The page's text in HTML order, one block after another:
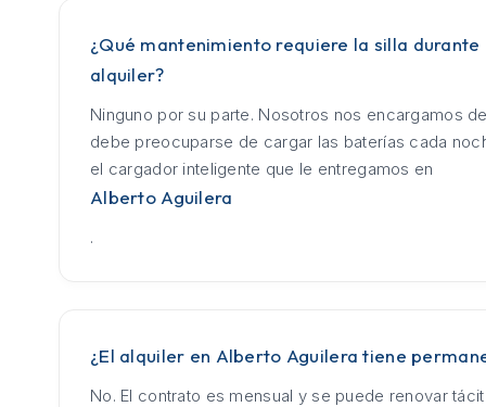
¿Qué mantenimiento requiere la silla durante
alquiler?
Ninguno por su parte. Nosotros nos encargamos
debe preocuparse de cargar las baterías cada
el cargador inteligente que le entregamos en
Alberto Aguilera
.
¿El alquiler en Alberto Aguilera tiene
No. El contrato es mensual y se puede renovar